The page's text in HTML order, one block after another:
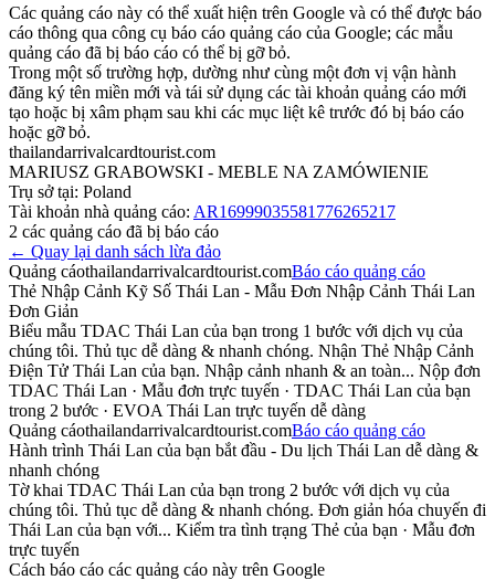
Các quảng cáo này có thể xuất hiện trên Google và có thể được báo
cáo thông qua công cụ báo cáo quảng cáo của Google; các mẫu
quảng cáo đã bị báo cáo có thể bị gỡ bỏ.
Trong một số trường hợp, dường như cùng một đơn vị vận hành
đăng ký tên miền mới và tái sử dụng các tài khoản quảng cáo mới
tạo hoặc bị xâm phạm sau khi các mục liệt kê trước đó bị báo cáo
hoặc gỡ bỏ.
thailandarrivalcardtourist.com
MARIUSZ GRABOWSKI - MEBLE NA ZAMÓWIENIE
Trụ sở tại: Poland
Tài khoản nhà quảng cáo: AR16999035581776265217
2 các quảng cáo đã bị báo cáo
← Quay lại danh sách lừa đảo
Quảng cáothailandarrivalcardtourist.comBáo cáo quảng cáo
Thẻ Nhập Cảnh Kỹ Số Thái Lan - Mẫu Đơn Nhập Cảnh Thái Lan
Đơn Giản
Biểu mẫu TDAC Thái Lan của bạn trong 1 bước với dịch vụ của
chúng tôi. Thủ tục dễ dàng & nhanh chóng. Nhận Thẻ Nhập Cảnh
Điện Tử Thái Lan của bạn. Nhập cảnh nhanh & an toàn... Nộp đơn
TDAC Thái Lan · Mẫu đơn trực tuyến · TDAC Thái Lan của bạn
trong 2 bước · EVOA Thái Lan trực tuyến dễ dàng
Quảng cáothailandarrivalcardtourist.comBáo cáo quảng cáo
Hành trình Thái Lan của bạn bắt đầu - Du lịch Thái Lan dễ dàng &
nhanh chóng
Tờ khai TDAC Thái Lan của bạn trong 2 bước với dịch vụ của
chúng tôi. Thủ tục dễ dàng & nhanh chóng. Đơn giản hóa chuyến đi
Thái Lan của bạn với... Kiểm tra tình trạng Thẻ của bạn · Mẫu đơn
trực tuyến
Cách báo cáo các quảng cáo này trên Google